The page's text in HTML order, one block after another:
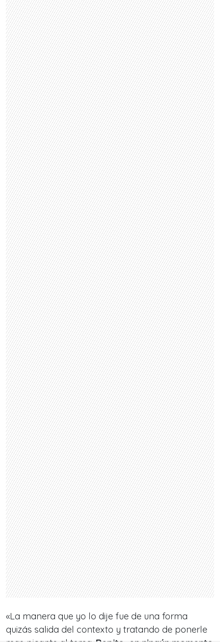
«La manera que yo lo dije fue de una forma
quizás salida del contexto y tratando de ponerle